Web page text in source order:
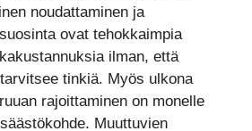
noudattaminen ja
ovat tehokkaimpia
ilman, että
tinkiä. Myös ulkona
rajoittaminen on monelle
Muuttuvien